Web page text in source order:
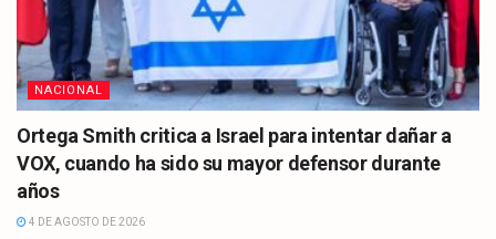
NACIONAL
Ortega Smith critica a Israel para intentar dañar a
VOX, cuando ha sido su mayor defensor durante
años
4 DE AGOSTO DE 2026